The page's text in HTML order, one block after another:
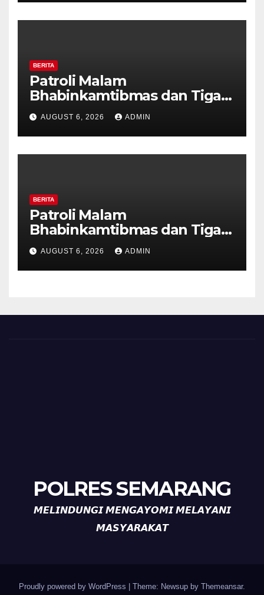
BERITA
Patroli Malam
Bhabinkamtibmas dan Tiga
Pilar Kelurahan Ungaran
Perkuat Kamtibmas, Warga
Diajak Aktifkan Ronda
AUGUST 6, 2026 ADMIN
BERITA
Patroli Malam
Bhabinkamtibmas dan Tiga
Pilar Kelurahan Ungaran
Perkuat Kamtibmas, Warga
Diajak Aktifkan Ronda
AUGUST 6, 2026 ADMIN
POLRES SEMARANG
𝙈𝙀𝙇𝙄𝙉𝘿𝙐𝙉𝙂𝙄 𝙈𝙀𝙉𝙂𝘼𝙔𝙊𝙈𝙄 𝙈𝙀𝙇𝘼𝙔𝘼𝙉𝙄
𝙈𝘼𝙎𝙔𝘼𝙍𝘼𝙆𝘼𝙏
Proudly powered by WordPress Theme: Newsup by Themeansar.